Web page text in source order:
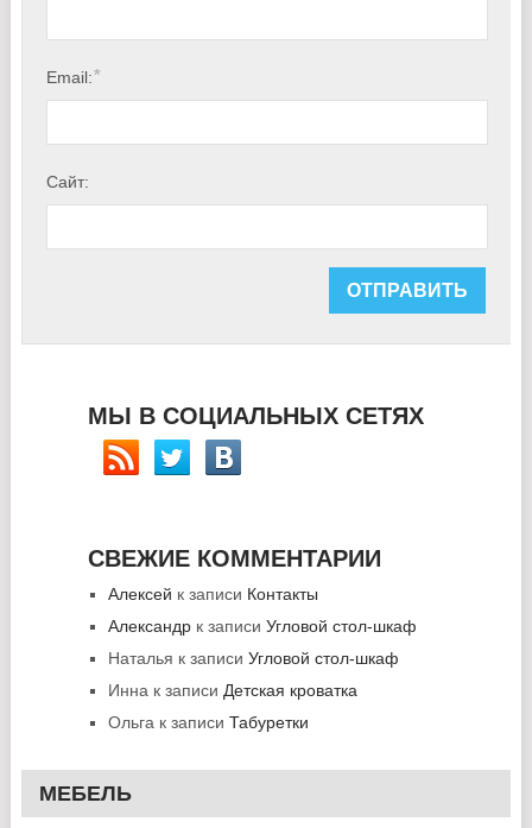
Email:*
Сайт:
МЫ В СОЦИАЛЬНЫХ СЕТЯХ
СВЕЖИЕ КОММЕНТАРИИ
Алексей к записи Контакты
Александрк записи Угловой стол-шкаф
Наталья к записи Угловой стол-шкаф
Инна к записи Детская кроватка
Ольга к записи Табуретки
МЕБЕЛЬ